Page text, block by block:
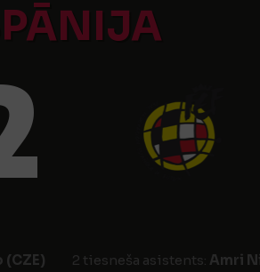
2 tiesneša asistents: Amri